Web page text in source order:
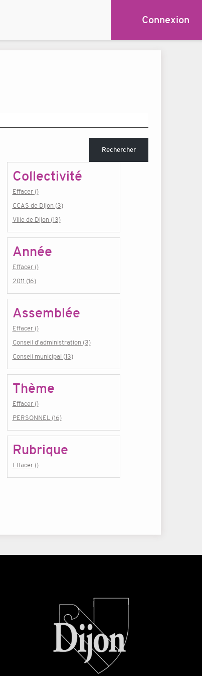
Connexion
Rechercher
Collectivité
Effacer ()
CCAS de Dijon (3)
Ville de Dijon (13)
Année
Effacer ()
2011 (16)
Assemblée
Effacer ()
Conseil d'administration (3)
Conseil municipal (13)
Thème
Effacer ()
PERSONNEL (16)
Rubrique
Effacer ()